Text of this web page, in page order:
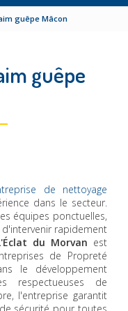
guêpe Mâcon
guêpe
de nettoyage
dans le secteur.
équipes ponctuelles,
rapidement
du Morvan est
de Propreté
le développement
respectueuses de
l'entreprise garantit